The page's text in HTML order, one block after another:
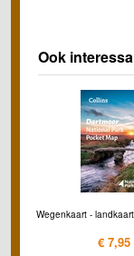
Ook
Wegenkaart -
€ 7,95